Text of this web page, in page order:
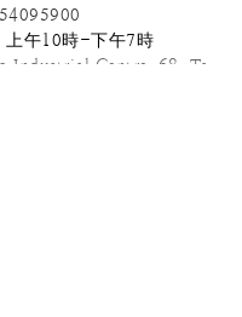
上午10時-下午7時
Industrial Centre, 68 Ta